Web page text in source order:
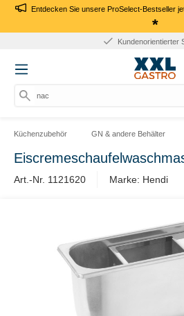
Entdecken Sie unsere ProSelect-Bestseller
*
Kundenorientierter
nach
Küchenzubehör GN & andere Behälter
Art.-Nr. ​1121620 Marke: Hendi